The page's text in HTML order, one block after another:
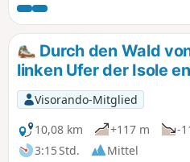
Hohlwege, wenig begehene
Straßen und durch Weiler.
überarbeitet
Durch den Wald
linken Ufer der Isole
Visorando-Mitglied
10,08 km
+117 m
-
3:15 Std.
Mittel